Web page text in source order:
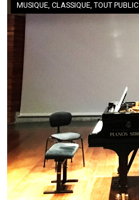
MUSIQUE, CLASSIQUE, TOUT PUBLIC